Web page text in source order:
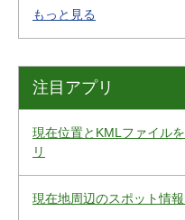
もっと見る
注目アプリ
現在位置とKMLファイル
リ
現在地周辺のスポット情